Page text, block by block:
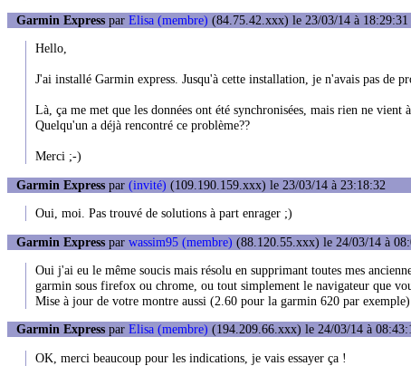
Garmin Express par Elisa (membre) (84.75.42.xxx) le 23/03/14 à 18:29:31
Hello,
J'ai installé Garmin express. Jusqu'à cette installation, je n'avais pas de
Là, ça me met que les données ont été synchronisées, mais rien ne
Quelqu'un a déjà rencontré ce problème??
Merci ;-)
Garmin Express par (invité) (109.190.159.xxx) le 23/03/14 à 23:18:32
Oui, moi. Pas trouvé de solutions à part enrager ;)
Garmin Express par wassim95 (membre) (88.120.55.xxx) le 24/03/14 à
Oui j'ai eu le même soucis mais résolu en supprimant toutes mes
garmin sous firefox ou chrome, ou tout simplement le navigateur que
Mise à jour de votre montre aussi (2.60 pour la garmin 620 par exemple)
Garmin Express par Elisa (membre) (194.209.66.xxx) le 24/03/14 à
OK, merci beaucoup pour les indications, je vais essayer ça !